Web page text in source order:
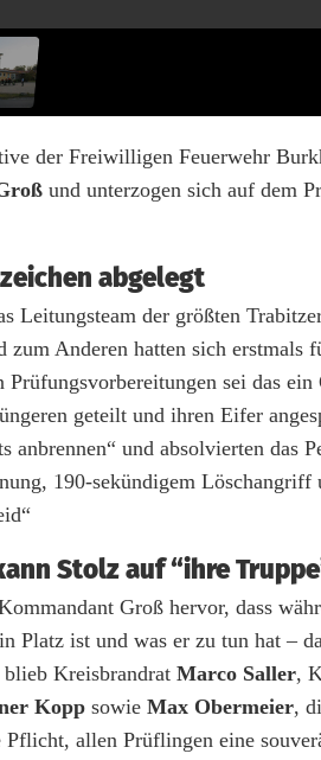
der Freiwilligen Feuerwehr
und unterzogen sich auf dem
abgelegt
Leitungsteam der größten
Anderen hatten sich erstmals
sei das
geteilt und ihren Eifer
anbrennen“ und absolvierten
190-sekündigem
Stolz auf “ihre
Groß hervor, dass
Platz ist und was er zu tun hat –
Kreisbrandrat Marco Saller,
Kopp sowie Max Obermeier,
Pflicht, allen Prüflingen eine